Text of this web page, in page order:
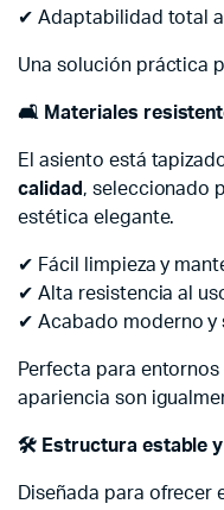
✔ Adaptabilidad total
Una solución práctica
🛋 Materiales
El asiento está
calidad , seleccionado
estética elegante.
✔ Fácil limpieza y
✔ Alta resistencia al
✔ Acabado moderno y
Perfecta para
apariencia son
🛠 Estructura estable
Diseñada para